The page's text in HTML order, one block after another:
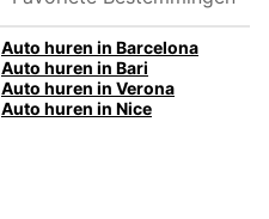
Bestemmingen
Auto huren in Barcelona
Auto huren in Bari
Auto huren in Verona
Auto huren in Nice